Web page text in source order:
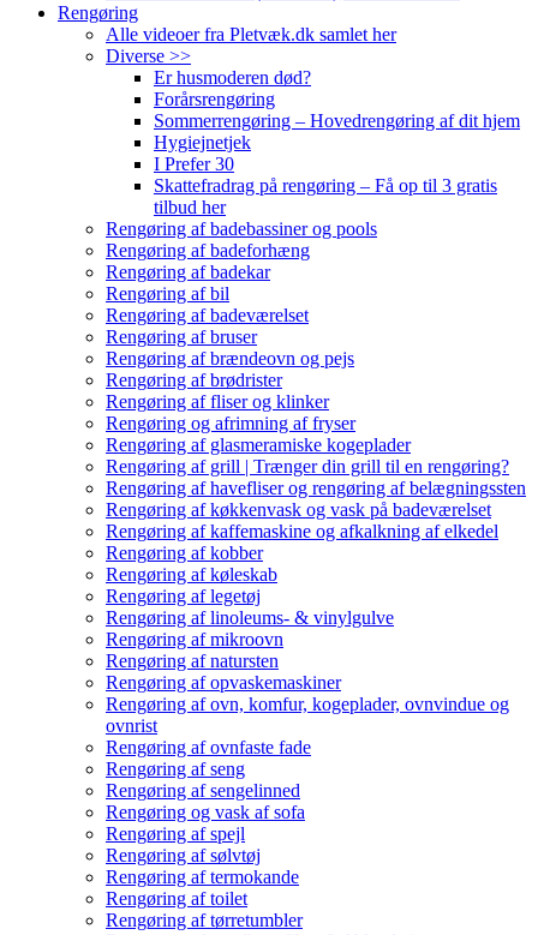
Rengøring
Alle videoer fra Pletvæk.dk samlet her
Diverse >>
Er husmoderen død?
Forårsrengøring
Sommerrengøring – Hovedrengøring af dit hjem
Hygiejnetjek
I Prefer 30
Skattefradrag på rengøring – Få op til 3 gratis
tilbud her
Rengøring af badebassiner og pools
Rengøring af badeforhæng
Rengøring af badekar
Rengøring af bil
Rengøring af badeværelset
Rengøring af bruser
Rengøring af brændeovn og pejs
Rengøring af brødrister
Rengøring af fliser og klinker
Rengøring og afrimning af fryser
Rengøring af glasmeramiske kogeplader
Rengøring af grill | Trænger din grill til en rengøring?
Rengøring af havefliser og rengøring af belægningssten
Rengøring af køkkenvask og vask på badeværelset
Rengøring af kaffemaskine og afkalkning af elkedel
Rengøring af kobber
Rengøring af køleskab
Rengøring af legetøj
Rengøring af linoleums- & vinylgulve
Rengøring af mikroovn
Rengøring af natursten
Rengøring af opvaskemaskiner
Rengøring af ovn, komfur, kogeplader, ovnvindue og
ovnrist
Rengøring af ovnfaste fade
Rengøring af seng
Rengøring af sengelinned
Rengøring og vask af sofa
Rengøring af spejl
Rengøring af sølvtøj
Rengøring af termokande
Rengøring af toilet
Rengøring af tørretumbler